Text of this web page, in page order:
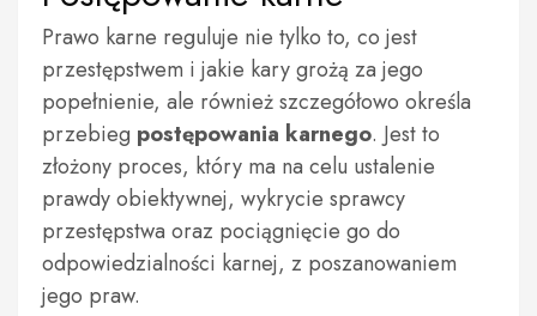
Prawo karne reguluje nie tylko to, co jest
przestępstwem i jakie kary grożą za jego
popełnienie, ale również szczegółowo określa
przebieg postępowania karnego. Jest to
złożony proces, który ma na celu ustalenie
prawdy obiektywnej, wykrycie sprawcy
przestępstwa oraz pociągnięcie go do
odpowiedzialności karnej, z poszanowaniem
jego praw.